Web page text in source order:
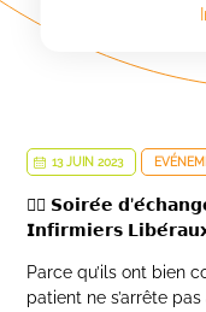
13 JUIN 2023
👨‍⚕️ 𝗦𝗼𝗶𝗿𝗲́𝗲
𝗜𝗻𝗳𝗶𝗿𝗺𝗶𝗲𝗿𝘀
Parce qu’ils ont bien
patient ne s’arrête